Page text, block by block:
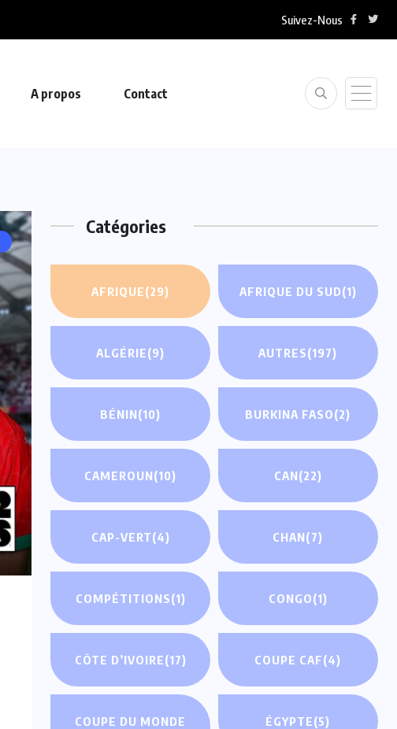
Suivez-Nous
A propos Contact
Catégories
AFRIQUE(29) AFRIQUE DU SUD(1)
ALGÉRIE(9) AUTRES(197)
BÉNIN(10) BURKINA FASO(2)
CAMEROUN(10) CAN(22)
CAP-VERT(4) CHAN(7)
COMPÉTITIONS(1) CONGO(1)
CÔTE D’IVOIRE(17) COUPE CAF(4)
COUPE DU MONDE
ÉGYPTE(5)